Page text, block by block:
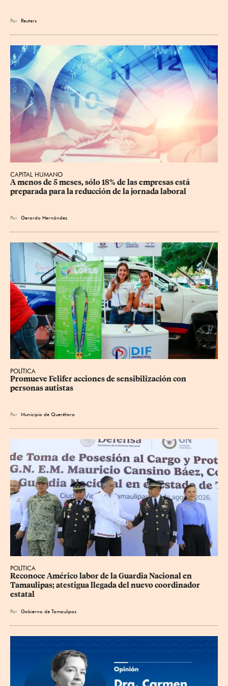
Por Reuters
CAPITAL HUMANO
A menos de 5 meses, sólo 18% de las empresas está
preparada para la reducción de la jornada laboral
Por Gerardo Hernández
POLÍTICA
Promueve Felifer acciones de sensibilización con
personas autistas
Por Municipio de Querétaro
POLÍTICA
Reconoce Américo labor de la Guardia Nacional en
Tamaulipas; atestigua llegada del nuevo coordinador
estatal
Por Gobierno de Tamaulipas